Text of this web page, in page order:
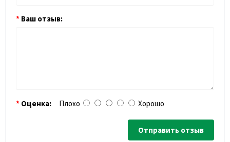
Ваш отзыв:
Оценка: Плохо Хорошо
Отправить отзыв